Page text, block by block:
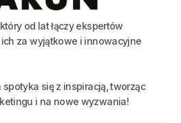
od lat łączy ekspertów
za wyjątkowe i innowacyjne
się z inspiracją, tworząc
i na nowe wyzwania!